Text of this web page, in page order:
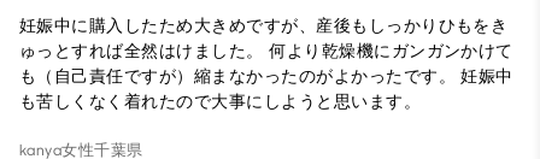
妊娠中に購入したため大きめですが、産後もしっかりひもをき
ゅっとすれば全然はけました。 何より乾燥機にガンガンかけて
も（自己責任ですが）縮まなかったのがよかったです。 妊娠中
も苦しくなく着れたので大事にしようと思います。
kanya女性千葉県